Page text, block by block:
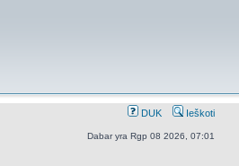
DUK Ieškoti
Dabar yra Rgp 08 2026, 07:01